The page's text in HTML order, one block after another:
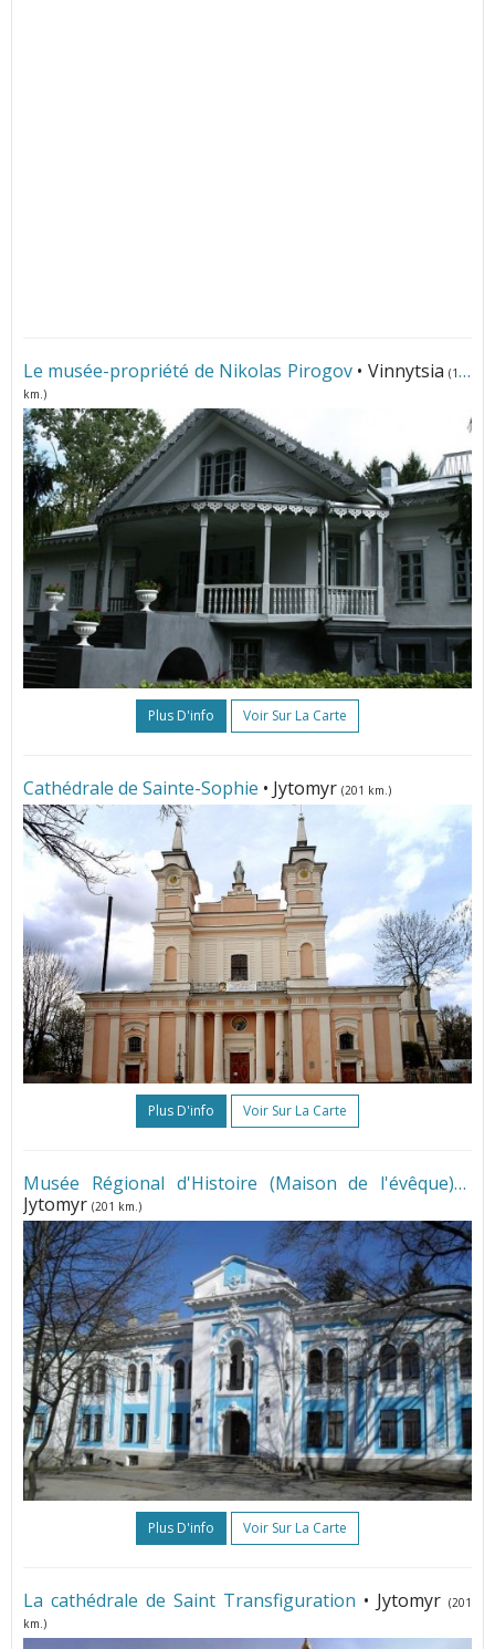
Le musée-propriété de Nikolas Pirogov • Vinnytsia(141
km.)
Plus D'info Voir Sur La Carte
Cathédrale de Sainte-Sophie • Jytomyr (201 km.)
Plus D'info Voir Sur La Carte
Musée Régional d'Histoire (Maison de l'évêque)
Jytomyr (201 km.)
Plus D'info Voir Sur La Carte
La cathédrale de Saint Transfiguration • Jytomyr (201
km.)